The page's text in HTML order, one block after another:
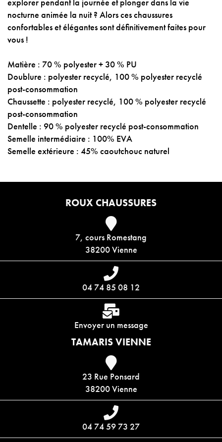
nocturne animée la nuit ? Alors ces chaussures
confortables et élégantes sont définitivement faites pour
vous !
Matière : 70 % polyester + 30 % PU
Doublure : polyester recyclé, 100 % polyester recyclé
post-consommation
Chaussette : polyester recyclé, 100 % polyester recyclé
post-consommation
Dentelle : 90 % polyester recyclé post-consommation
Semelle intermédiaire : 100% EVA
Semelle extérieure : 45% caoutchouc naturel
ROUX CHAUSSURES
7, cours Romestang
38200 Vienne
04 74 85 08 12
Envoyer un message
TAMARIS VIENNE
23 Rue Ponsard
38200 Vienne
04 74 59 73 27